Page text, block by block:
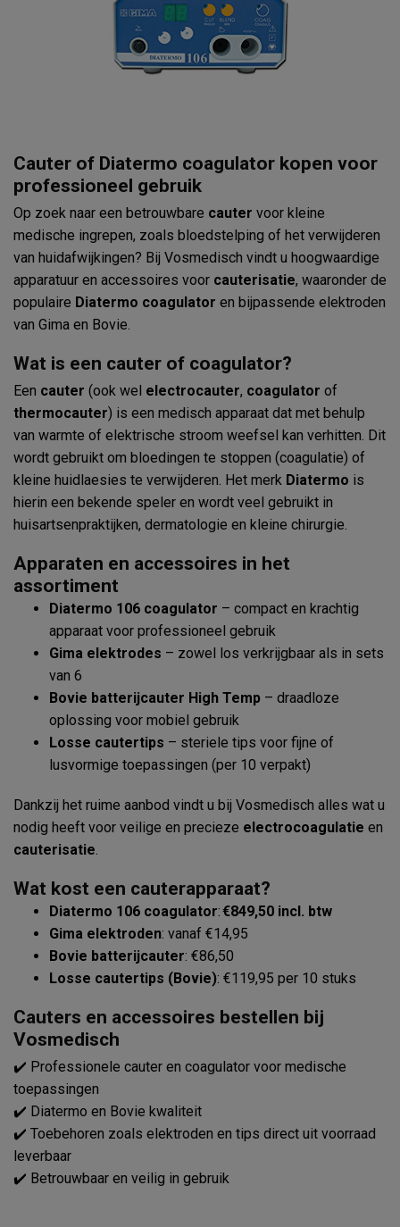
Cauter of Diatermo coagulator kopen voor
professioneel gebruik
Op zoek naar een betrouwbare cauter voor kleine
medische ingrepen, zoals bloedstelping of het verwijderen
van huidafwijkingen? Bij Vosmedisch vindt u hoogwaardige
apparatuur en accessoires voor cauterisatie, waaronder de
populaire Diatermo coagulator en bijpassende elektroden
van Gima en Bovie.
Wat is een cauter of coagulator?
Een cauter (ook wel electrocauter, coagulator of
thermocauter) is een medisch apparaat dat met behulp
van warmte of elektrische stroom weefsel kan verhitten. Dit
wordt gebruikt om bloedingen te stoppen (coagulatie) of
kleine huidlaesies te verwijderen. Het merk Diatermo is
hierin een bekende speler en wordt veel gebruikt in
huisartsenpraktijken, dermatologie en kleine chirurgie.
Apparaten en accessoires in het
assortiment
Diatermo 106 coagulator – compact en krachtig
apparaat voor professioneel gebruik
Gima elektrodes – zowel los verkrijgbaar als in sets
van 6
Bovie batterijcauter High Temp – draadloze
oplossing voor mobiel gebruik
Losse cautertips – steriele tips voor fijne of
lusvormige toepassingen (per 10 verpakt)
Dankzij het ruime aanbod vindt u bij Vosmedisch alles wat u
nodig heeft voor veilige en precieze electrocoagulatie en
cauterisatie
Wat kost een cauterapparaat?
Diatermo 106 coagulator:€849,50 incl. btw
Gima elektroden: vanaf €14,95
Bovie batterijcauter: €86,50
Losse cautertips (Bovie): €119,95 per 10 stuks
Cauters en accessoires bestellen bij
Vosmedisch
✔️ Professionele cauter en coagulator voor medische
toepassingen
✔️ Diatermo en Bovie kwaliteit
✔️ Toebehoren zoals elektroden en tips direct uit voorraad
leverbaar
✔️ Betrouwbaar en veilig in gebruik